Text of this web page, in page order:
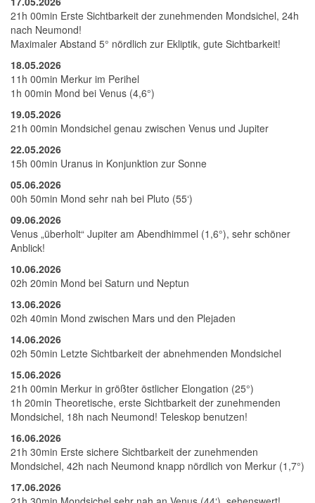
21h 00min Erste Sichtbarkeit der zunehmenden Mondsichel, 24h
nach Neumond!
Maximaler Abstand 5° nördlich zur Ekliptik, gute Sichtbarkeit!
18.05.2026
11h 00min Merkur im Perihel
1h 00min Mond bei Venus (4,6°)
19.05.2026
21h 00min Mondsichel genau zwischen Venus und Jupiter
22.05.2026
15h 00min Uranus in Konjunktion zur Sonne
05.06.2026
00h 50min Mond sehr nah bei Pluto (55‘)
09.06.2026
Venus „überholt“ Jupiter am Abendhimmel (1,6°), sehr schöner
Anblick!
10.06.2026
02h 20min Mond bei Saturn und Neptun
13.06.2026
02h 40min Mond zwischen Mars und den Plejaden
14.06.2026
02h 50min Letzte Sichtbarkeit der abnehmenden Mondsichel
15.06.2026
21h 00min Merkur in größter östlicher Elongation (25°)
1h 20min Theoretische, erste Sichtbarkeit der zunehmenden
Mondsichel, 18h nach Neumond! Teleskop benutzen!
16.06.2026
21h 30min Erste sichere Sichtbarkeit der zunehmenden
Mondsichel, 42h nach Neumond knapp nördlich von Merkur (1,7°)
17.06.2026